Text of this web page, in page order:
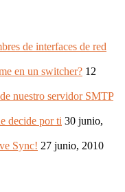
de interfaces de red
en un switcher? 12
nuestro servidor SMTP
decide por ti 30 junio,
Sync! 27 junio, 2010